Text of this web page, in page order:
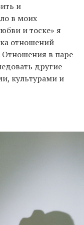
и
в моих
и тоске» я
отношений
в паре
другие
культурами и